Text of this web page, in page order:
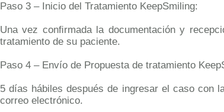
Paso 3 – Inicio del Tratamiento KeepSmiling:
Una vez conﬁrmada la documentación y
tratamiento de su paciente.
Paso 4 – Envío de Propuesta de tratamiento
5 días hábiles después de ingresar el caso con
correo electrónico.